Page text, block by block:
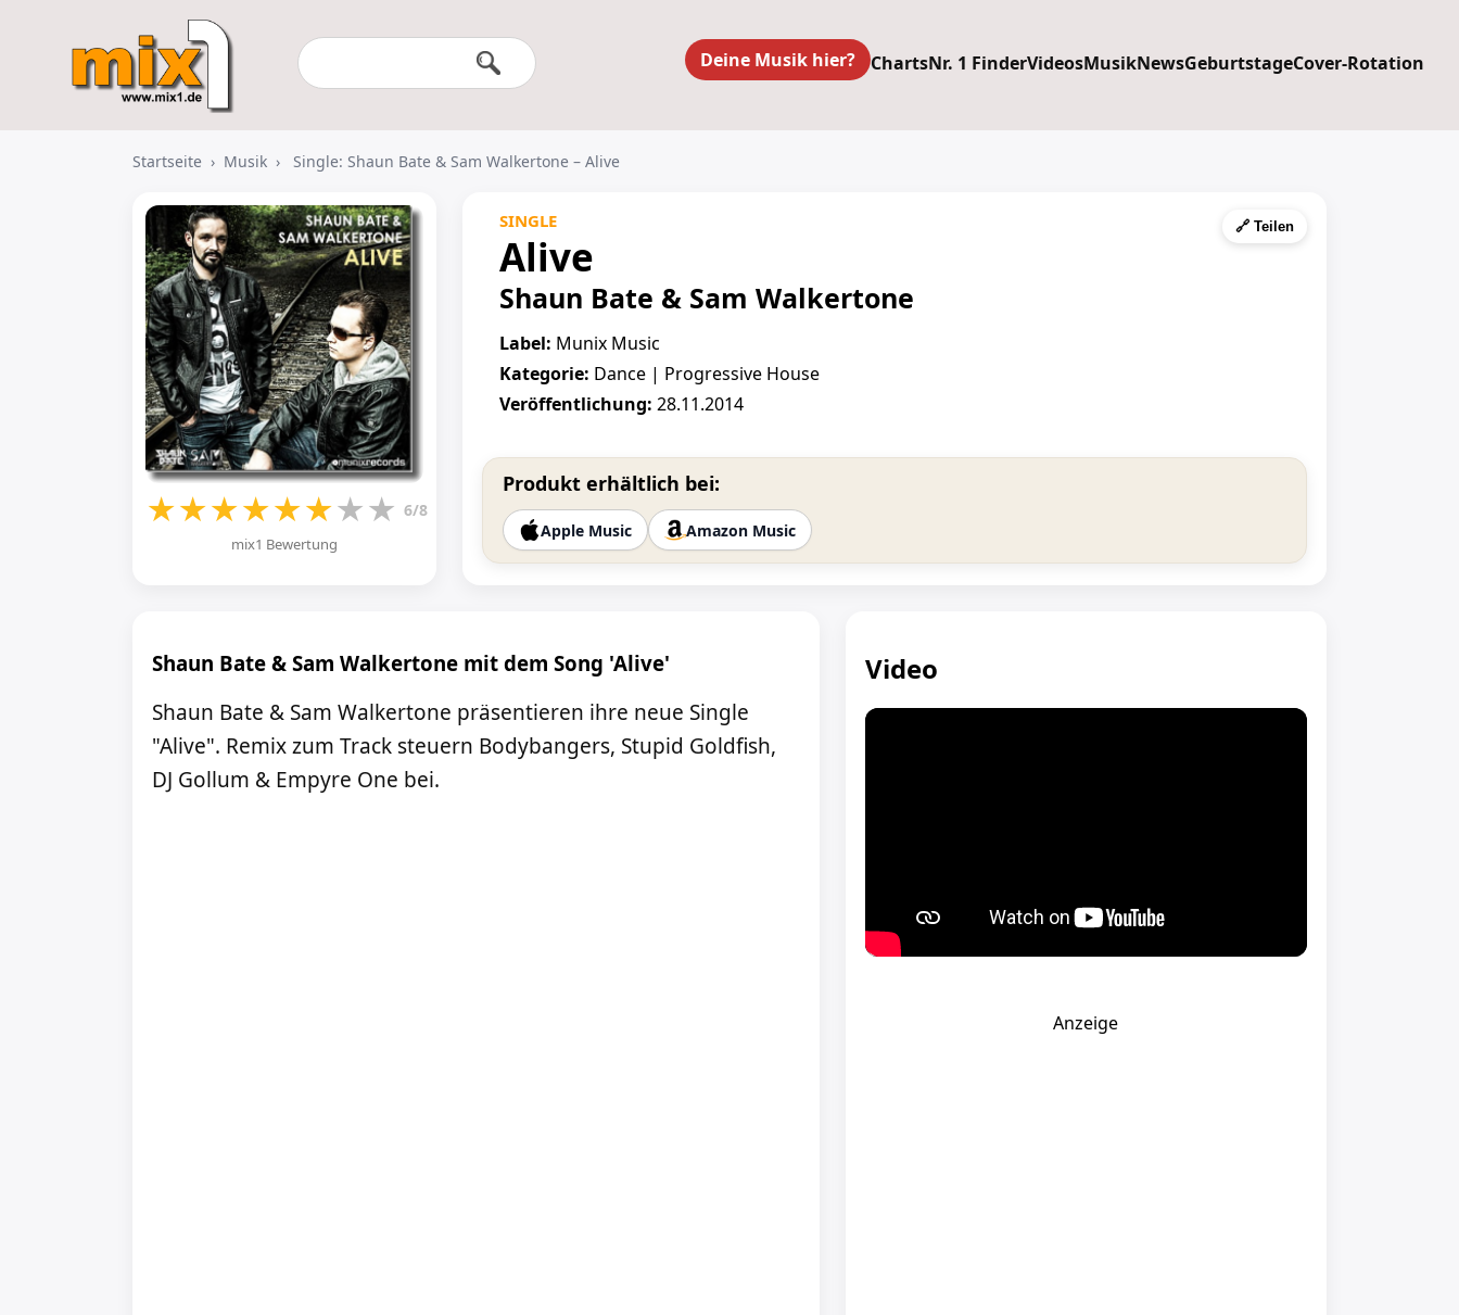
Deine Musik hier? ChartsNr. 1 FinderVideosMusikNewsGeburtstageCover-Rotation
Startseite › Musik › Single: Shaun Bate & Sam Walkertone – Alive
★★★★★★★★ 6/8
mix1 Bewertung
🔗 Teilen
SINGLE
Alive
Shaun Bate & Sam Walkertone
Label: Munix Music
Kategorie: Dance | Progressive House
Veröffentlichung: 28.11.2014
Produkt erhältlich bei:
Apple Music Amazon Music
Shaun Bate & Sam Walkertone mit dem Song 'Alive'
Shaun Bate & Sam Walkertone präsentieren ihre neue Single
"Alive". Remix zum Track steuern Bodybangers, Stupid Goldfish,
DJ Gollum & Empyre One bei.
Video
Anzeige